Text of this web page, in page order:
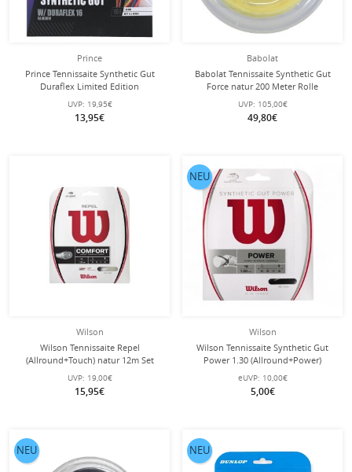
Prince
Prince Tennissaite Synthetic Gut
Duraflex Limited Edition
(Allround+Haltbarkeit) bunt 12m Set
UVP: 19,95€
13,95€
Babolat
Babolat Tennissaite Synthetic Gut
Force natur 200 Meter Rolle
UVP: 105,00€
49,80€
Wilson
Wilson Tennissaite Repel
(Allround+Touch) natur 12m Set
UVP: 19,00€
15,95€
Wilson
Wilson Tennissaite Synthetic Gut
Power 1.30 (Allround+Power)
schwarz 12m Set
eUVP: 10,00€
5,00€
NEU
NEU NEU